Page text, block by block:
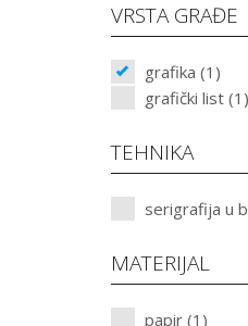
VRSTA GRAĐE
grafika (1)
grafički list (1)
TEHNIKA
serigrafija u
MATERIJAL
papir (1)